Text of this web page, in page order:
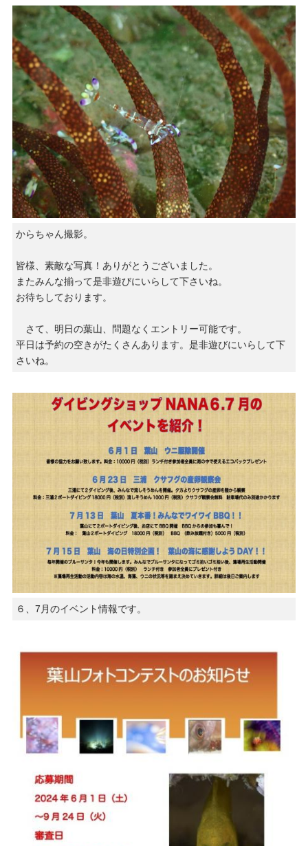
からちゃん撮影。
皆様、素敵な写真！ありがとうございました。
またみんな揃って是非遊びにいらして下さいね。
お待ちしております。
さて、明日の葉山、問題なくエントリー可能です。
平日は予約の空きがたくさんあります。是非遊びにいらして下
さいね。
６、7月のイベント情報です。